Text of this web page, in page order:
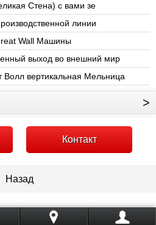
Стена) с вами зе
линии
Wall Машины
выход во внешний мир
Волл вертикальная Мельница
>
Контакт
Назад